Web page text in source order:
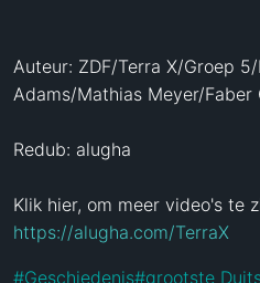
Auteur: ZDF/Terra X/Groep
Adams/Mathias Meyer/
Redub: alugha
https://alugha.com/TerraX
#Geschiedenis#grootste